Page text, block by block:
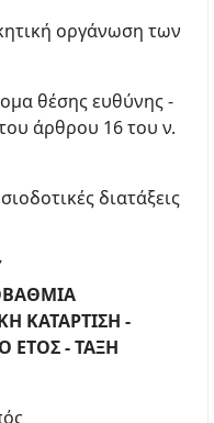
οργάνωση των
θέσης ευθύνης -
άρθρου 16 του ν.
διατάξεις
ΚΑΤΑΡΤΙΣΗ -
ΕΤΟΣ - ΤΑΞΗ